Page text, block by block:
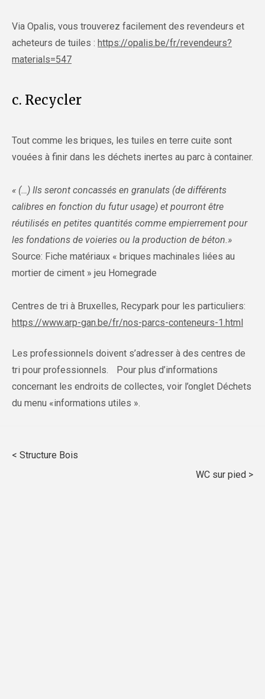
Via Opalis, vous trouverez facilement des revendeurs et
acheteurs de tuiles : https://opalis.be/fr/revendeurs?
materials=547
c. Recycler
Tout comme les briques, les tuiles en terre cuite sont
vouées à finir dans les déchets inertes au parc à container.
« (…) Ils seront concassés en granulats (de différents
calibres en fonction du futur usage) et pourront être
réutilisés en petites quantités comme empierrement pour
les fondations de voieries ou la production de béton.»
Source: Fiche matériaux « briques machinales liées au
mortier de ciment » jeu Homegrade
Centres de tri à Bruxelles, Recypark pour les particuliers:
https://www.arp-gan.be/fr/nos-parcs-conteneurs-1.html
Les professionnels doivent s’adresser à des centres de
tri pour professionnels. Pour plus d’informations
concernant les endroits de collectes, voir l’onglet Déchets
du menu «informations utiles ».
Structure Bois
WC sur pied